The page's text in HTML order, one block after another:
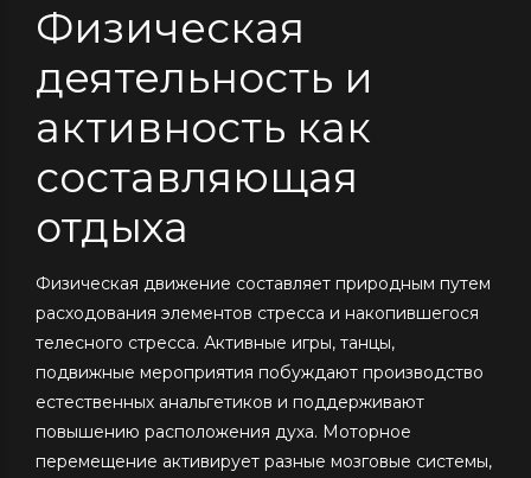
Физическая
деятельность и
активность как
составляющая
отдыха
Физическая движение составляет природным путем
расходования элементов стресса и накопившегося
телесного стресса. Активные игры, танцы,
подвижные мероприятия побуждают производство
естественных анальгетиков и поддерживают
повышению расположения духа. Моторное
перемещение активирует разные мозговые системы,